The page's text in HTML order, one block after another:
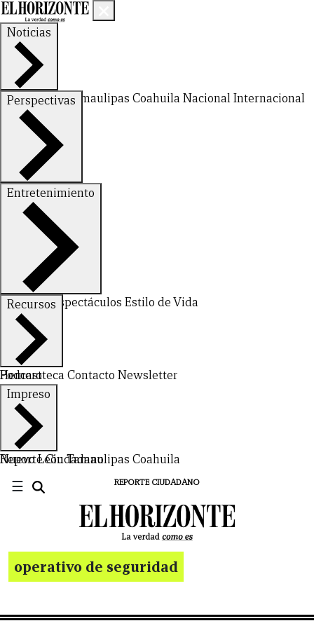
Noticias
Nuevo LeónTamaulipas Coahuila NacionalInternacional
Perspectivas
FinanzasOpinión
Entretenimiento
DeportesEspectáculos Estilo de Vida
Recursos
Hemeroteca Contacto Newsletter
Podcast
Impreso
Nuevo LeónTamaulipas Coahuila
Reporte Ciudadano
☰ REPORTE CIUDADANO
operativo de seguridad